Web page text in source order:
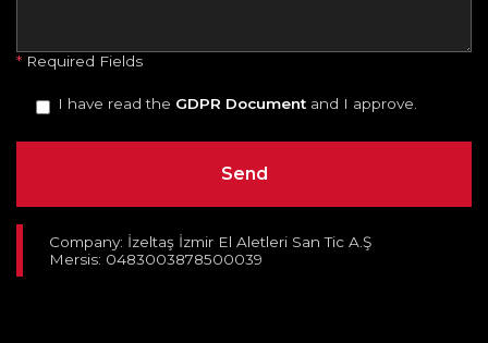
* Required Fields
I have read the GDPR Document and I approve.
Company: İzeltaş İzmir El Aletleri San Tic A.Ş
Mersis: 0483003878500039